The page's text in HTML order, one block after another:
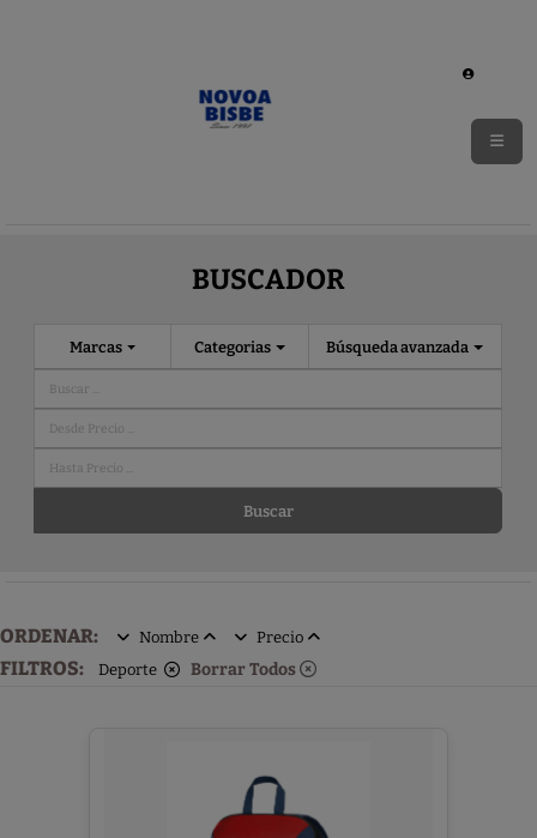
BUSCADOR
Categorias
Marcas Búsqueda avanzada
Buscar
ORDENAR: Nombre Precio
FILTROS: Deporte Borrar Todos